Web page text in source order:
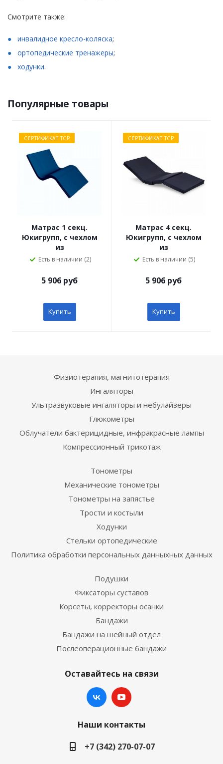
Смотрите также:
инвалидное кресло-коляска;
ортопедические тренажеры;
ходунки.
Популярные товары
СЕРТИФИКАТ ТСР
Матрас 1 секц.
Юкигрупп, с чехлом
из
водоотталкивающей
Есть в наличии (2)
5 906 руб
Купить
СЕРТИФИКАТ ТСР
Матрас 4 секц.
Юкигрупп, с чехлом
из
водоотталкивающей
Есть в наличии (5)
5 906 руб
Купить
Физиотерапия, магнитотерапия
Ингаляторы
Ультразвуковые ингаляторы и небулайзеры
Глюкометры
Облучатели бактерицидные, инфракрасные лампы
Компрессионный трикотаж
Тонометры
Механические тонометры
Тонометры на запястье
Трости и костыли
Ходунки
Стельки ортопедические
Политика обработки персональных данныхных данных
Подушки
Фиксаторы суставов
Корсеты, корректоры осанки
Бандажи
Бандажи на шейный отдел
Послеоперационные бандажи
Оставайтесь на связи
Наши контакты
+7 (342) 270-07-07